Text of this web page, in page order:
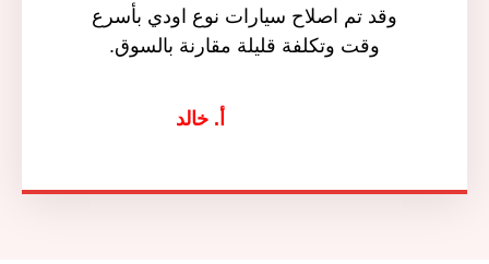
وقد تم اصلاح سيارات نوع اودي بأسرع
وقت وتكلفة قليلة مقارنة بالسوق.
أ. خالد